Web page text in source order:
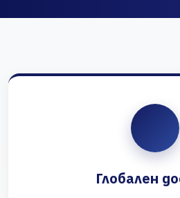
Глобален